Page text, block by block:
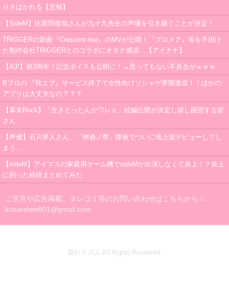
りさばかれる【悲報】
【SideM】比留間俊哉さんが九十九先生の声優を引き継ぐことが決定！
TRIGGERの新曲『Crescent rise』のMVが公開！『プロメア』等を手掛け
た制作会社TRIGGERとのコラボにオタク感涙…【アイナナ】
【A3!】祝3周年！記念ボイスも公開に！→思ってもない不具合がｗｗｗ
Bプロの 『快エブ』サービス終了で女性向けソシャゲ界隈激震！！ほかの
アプリは大丈夫なの？？？
【幕末Rock】「生きとったんかワレェ」続編公開が決定し嬉し困惑する皆
さん
【声優】石川界人さん、「神酒ノ尊」降板でついに地上波デビューしてし
まう…
【sideM】アイマスの家庭用ゲーム機でsideMが出演しなくて炎上！？炎上
に到った経緯まとめてみた
ご意見や広告掲載、タレコミ等のお問い合わせはこちらから↓↓
kusareism801@gmail.com
腐れイズム All Rights Reserved.